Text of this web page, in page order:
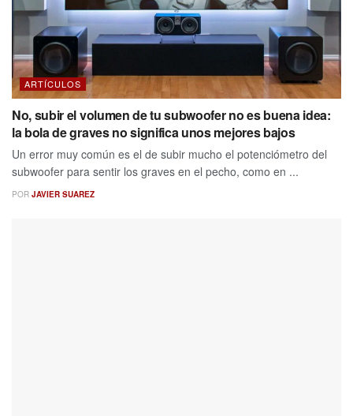
ARTÍCULOS
No, subir el volumen de tu subwoofer no es buena idea:
la bola de graves no significa unos mejores bajos
Un error muy común es el de subir mucho el potenciómetro del
subwoofer para sentir los graves en el pecho, como en ...
POR JAVIER SUAREZ